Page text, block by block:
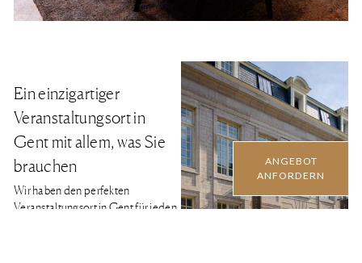
Ein einzigartiger
Veranstaltungsort in
Gent mit allem, was Sie
brauchen
Wir haben den perfekten
Veranstaltungsort in Gent für jeden
ANGEBOT
ANFORDERN